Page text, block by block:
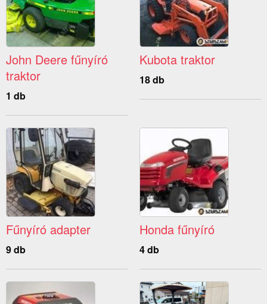
John Deere fűnyíró
traktor
1 db
Kubota traktor
18 db
Fűnyíró adapter
9 db
Honda fűnyíró
4 db